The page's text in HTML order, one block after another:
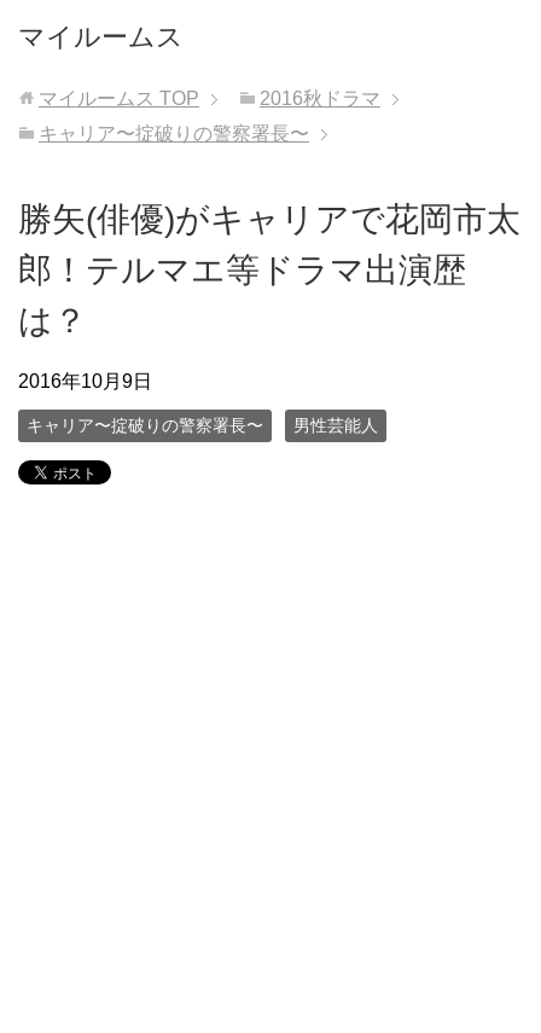
マイルームス
マイルームス TOP
2016秋ドラマ
キャリア〜掟破りの警察署長〜
勝矢(俳優)がキャリアで花岡市太
郎！テルマエ等ドラマ出演歴
は？
2016年10月9日
キャリア〜掟破りの警察署長〜 男性芸能人